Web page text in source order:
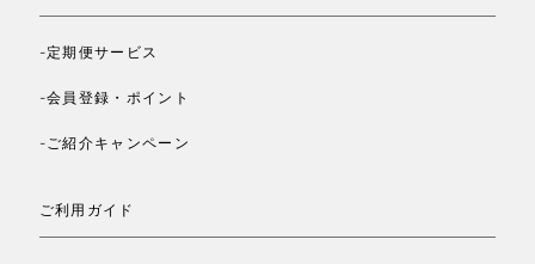
-定期便サービス
-会員登録・ポイント
-ご紹介キャンペーン
ご利用ガイド